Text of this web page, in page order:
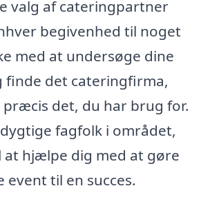
valg af cateringpartner
begivenhed til noget
med at undersøge dine
finde det cateringfirma,
præcis det, du har brug for.
fagfolk i området,
at hjælpe dig med at gøre
event til en succes.